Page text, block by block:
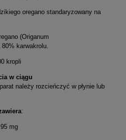
oregano standaryzowany na
(Origanum
karwakrolu.
kropli
w ciągu
należy rozcieńczyć w płynie lub
:
mg